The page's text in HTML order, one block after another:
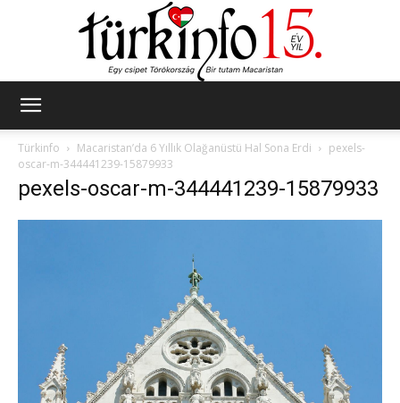
Türkinfo
Macaristan’da 6 Yıllık Olağanüstü Hal Sona Erdi
pexels-
oscar-m-344441239-15879933
pexels-oscar-m-344441239-15879933